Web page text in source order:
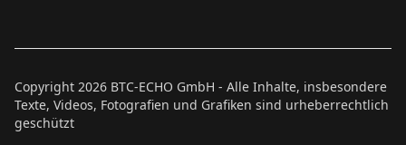
Copyright 2026 BTC-ECHO GmbH - Alle Inhalte, insbesondere
Texte, Videos, Fotografien und Grafiken sind urheberrechtlich
geschützt